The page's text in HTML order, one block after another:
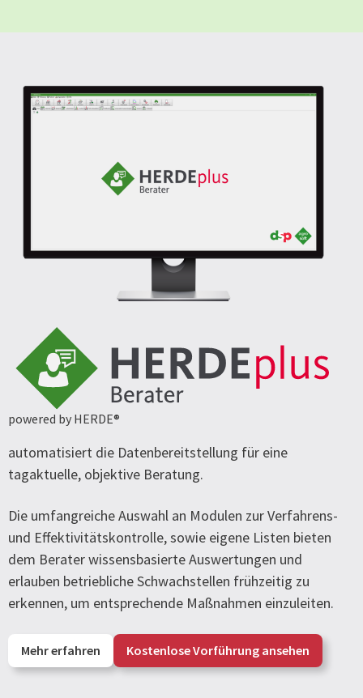
powered by HERDE®
automatisiert die Datenbereitstellung für eine
tagaktuelle, objektive Beratung.
Die umfangreiche Auswahl an Modulen zur Verfahrens-
und Effektivitätskontrolle, sowie eigene Listen bieten
dem Berater wissensbasierte Auswertungen und
erlauben betriebliche Schwachstellen frühzeitig zu
erkennen, um entsprechende Maßnahmen einzuleiten.
Mehr erfahren Kostenlose Vorführung ansehen